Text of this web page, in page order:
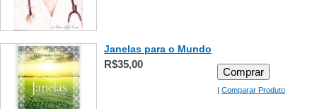
Janelas para o Mundo
R$35,00
Comprar
| Comparar Produto